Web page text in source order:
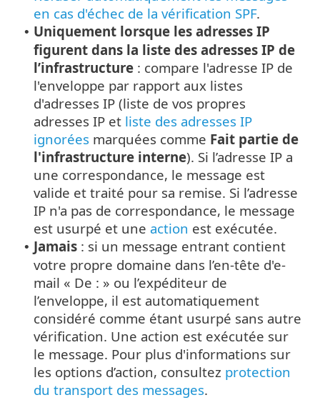
en cas d'échec de la vérification SPF.
• Uniquement lorsque les adresses IP
figurent dans la liste des adresses IP de
l’infrastructure : compare l'adresse IP de
l'enveloppe par rapport aux listes
d'adresses IP (liste de vos propres
adresses IP et liste des adresses IP
ignorées marquées comme Fait partie de
l'infrastructure interne). Si l’adresse IP a
une correspondance, le message est
valide et traité pour sa remise. Si l’adresse
IP n'a pas de correspondance, le message
est usurpé et une action est exécutée.
• Jamais : si un message entrant contient
votre propre domaine dans l’en-tête d'e-
mail « De : » ou l’expéditeur de
l’enveloppe, il est automatiquement
considéré comme étant usurpé sans autre
vérification. Une action est exécutée sur
le message. Pour plus d'informations sur
les options d’action, consultez protection
du transport des messages.